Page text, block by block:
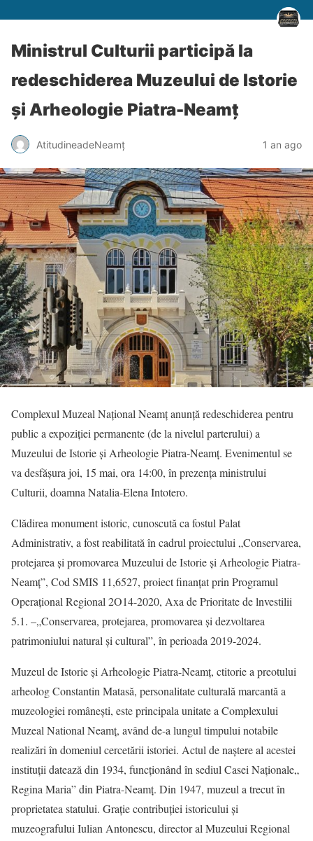
Ministrul Culturii participă la
redeschiderea Muzeului de Istorie
și Arheologie Piatra-Neamț
AtitudineadeNeamț 1 an ago
Complexul Muzeal Național Neamț anunță redeschiderea pentru
public a expoziției permanente (de la nivelul parterului) a
Muzeului de Istorie și Arheologie Piatra-Neamț. Evenimentul se
va desfășura joi, 15 mai, ora 14:00, în prezența ministrului
Culturii, doamna Natalia-Elena Intotero.
Clădirea monument istoric, cunoscută ca fostul Palat
Administrativ, a fost reabilitată în cadrul proiectului „Conservarea,
protejarea și promovarea Muzeului de Istorie și Arheologie Piatra-
Neamț”, Cod SMIS 11,6527, proiect finanțat prin Programul
Operațional Regional 2O14-2020, Axa de Prioritate de lnvestilii
5.1. –„Conservarea, protejarea, promovarea și dezvoltarea
patrimoniului natural și cultural”, în perioada 2019-2024.
Muzeul de Istorie și Arheologie Piatra-Neamț, ctitorie a preotului
arheolog Constantin Matasă, personalitate culturală marcantă a
muzeologiei românești, este principala unitate a Complexului
Muzeal National Neamț, având de-a lungul timpului notabile
realizări în domeniul cercetării istoriei. Actul de naştere al acestei
instituţii datează din 1934, funcționând în sediul Casei Naționale„
Regina Maria” din Piatra-Neamț. Din 1947, muzeul a trecut în
proprietatea statului. Grație contribuției istoricului și
muzeografului Iulian Antonescu, director al Muzeului Regional